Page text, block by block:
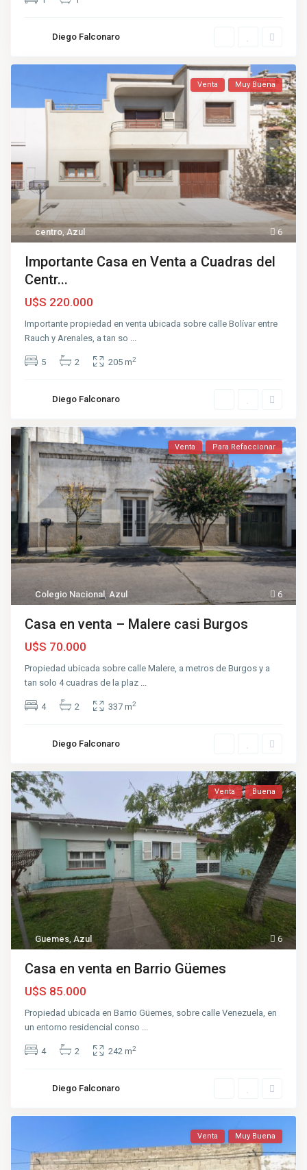
Diego Falconaro
6
centro,Azul
Venta Muy Buena
Importante Casa en Venta a Cuadras del
Centr...
U$S 220.000
Importante propiedad en venta ubicada sobre calle Bolívar entre
Rauch y Arenales, a tan so ...
5 2 205 m2
Diego Falconaro
6
Colegio Nacional Azul
Venta Para Refaccionar
Casa en venta – Malere casi Burgos
U$S 70.000
Propiedad ubicada sobre calle Malere, a metros de Burgos y a
tan solo 4 cuadras de la plaz
4 2 337 m2
Diego Falconaro
6
Guemes , Azul
Venta Buena
Casa en venta en Barrio Güemes
U$S 85.000
Propiedad ubicada en Barrio Güemes, sobre calle Venezuela, en
un entorno residencial conso
4 2 242 m2
Diego Falconaro
Venta Muy Buena